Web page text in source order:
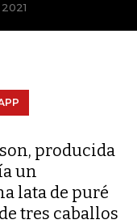
producida
un
lata de puré
tres caballos